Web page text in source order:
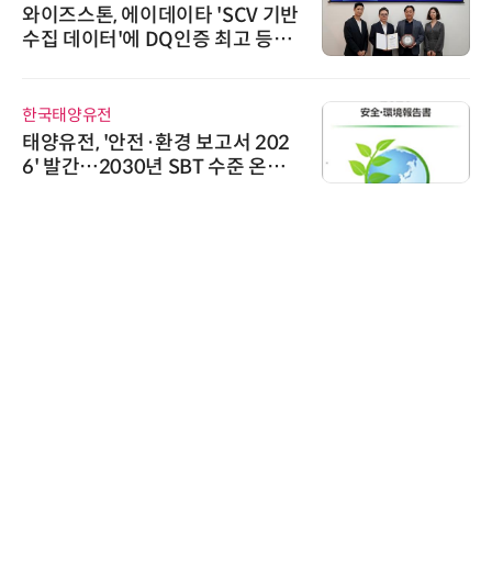
와이즈스톤, 에이데이타 'SCV 기반
수집 데이터'에 DQ인증 최고 등급
한국태양유전
태양유전, '안전·환경 보고서 202
6' 발간…2030년 SBT 수준 온실